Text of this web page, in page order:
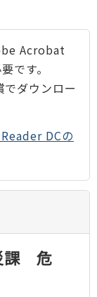
Acrobat
です。
ダウンロー
DCの
課 危